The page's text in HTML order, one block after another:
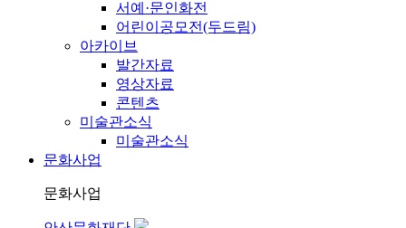
서예·문인화전
어린이공모전(두드림)
아카이브
발간자료
영상자료
콘텐츠
미술관소식
미술관소식
문화사업
문화사업